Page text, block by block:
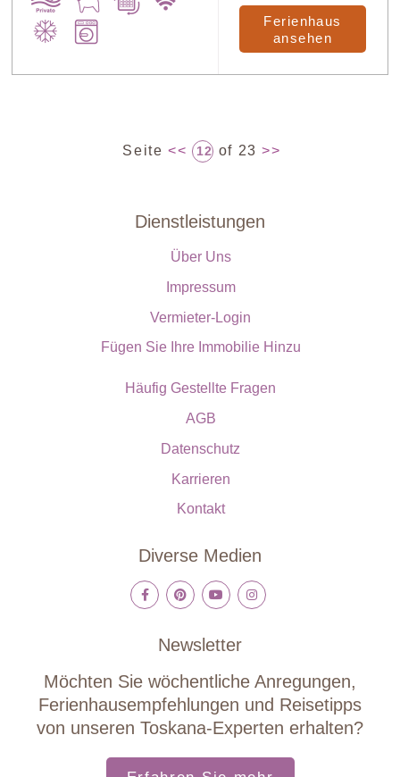
Ferienhaus
ansehen
Seite << 12 of 23 >>
Dienstleistungen
Über Uns
Impressum
Vermieter-Login
Fügen Sie Ihre Immobilie Hinzu
Häufig Gestellte Fragen
AGB
Datenschutz
Karrieren
Kontakt
Diverse Medien
Newsletter
Möchten Sie wöchentliche Anregungen,
Ferienhausempfehlungen und Reisetipps
von unseren Toskana-Experten erhalten?